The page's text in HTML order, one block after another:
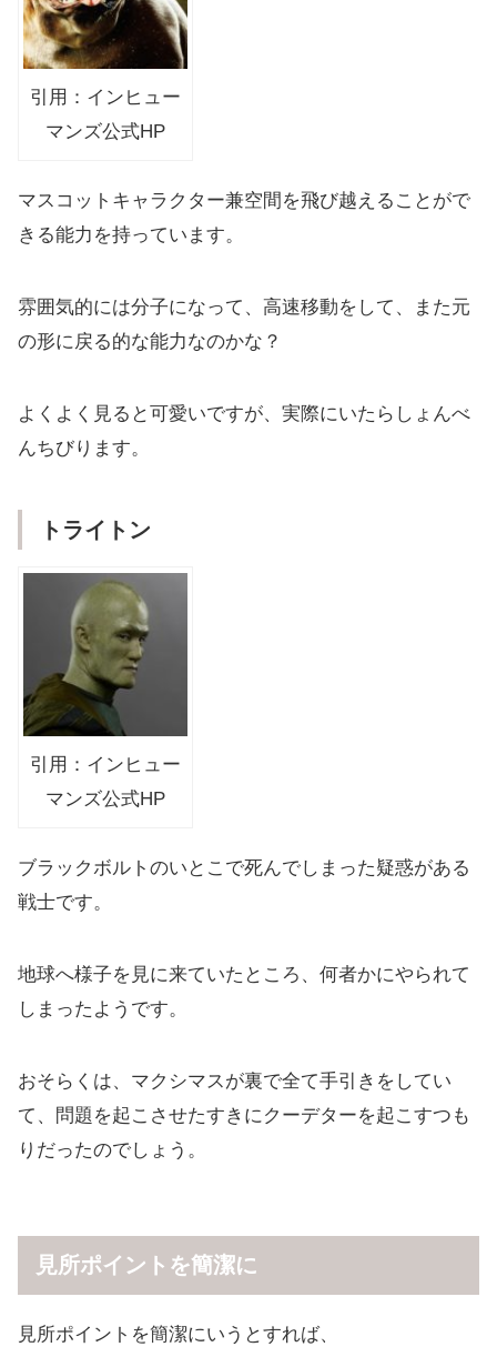
引用：インヒュー
マンズ公式HP
マスコットキャラクター兼空間を飛び越えることがで
きる能力を持っています。
雰囲気的には分子になって、高速移動をして、また元
の形に戻る的な能力なのかな？
よくよく見ると可愛いですが、実際にいたらしょんべ
んちびります。
トライトン
引用：インヒュー
マンズ公式HP
ブラックボルトのいとこで死んでしまった疑惑がある
戦士です。
地球へ様子を見に来ていたところ、何者かにやられて
しまったようです。
おそらくは、マクシマスが裏で全て手引きをしてい
て、問題を起こさせたすきにクーデターを起こすつも
りだったのでしょう。
見所ポイントを簡潔に
見所ポイントを簡潔にいうとすれば、